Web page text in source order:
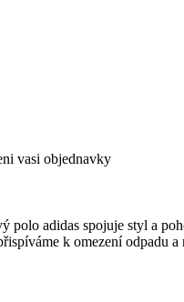
vasi objednavky
polo adidas spojuje styl a
k omezení odpadu